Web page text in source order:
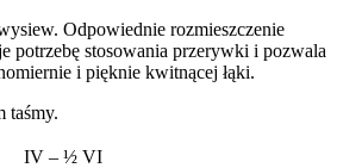
Odpowiednie rozmieszczenie
potrzebę stosowania przerywki i pozwala
i pięknie kwitnącej łąki.
taśmy.
IV – ½ VI